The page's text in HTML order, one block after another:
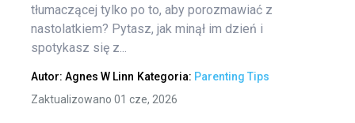
tłumaczącej tylko po to, aby porozmawiać z
nastolatkiem? Pytasz, jak minął im dzień i
spotykasz się z...
Autor: Agnes W Linn Kategoria: Parenting Tips
Zaktualizowano 01 cze, 2026